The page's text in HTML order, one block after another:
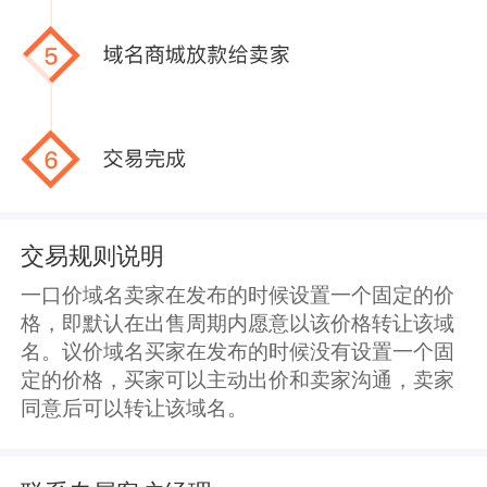
交易规则说明
一口价域名卖家在发布的时候设置一个固定的价
格，即默认在出售周期内愿意以该价格转让该域
名。议价域名买家在发布的时候没有设置一个固
定的价格，买家可以主动出价和卖家沟通，卖家
同意后可以转让该域名。